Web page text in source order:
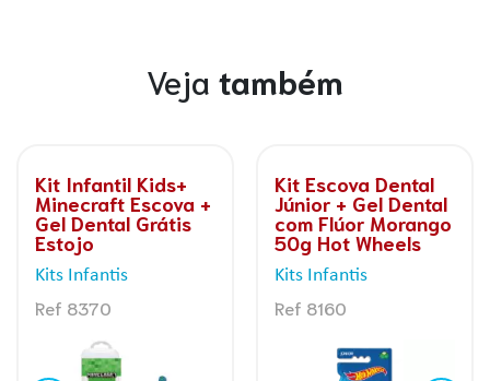
Veja também
Kit Infantil Kids+
Hot Wheels Escova
+ Gel Dental Grátis
Kits Infantis
Kit Escova
Júnior + Gel
com Flúor
50g Lilica
Kits Infantis
Ref 8160